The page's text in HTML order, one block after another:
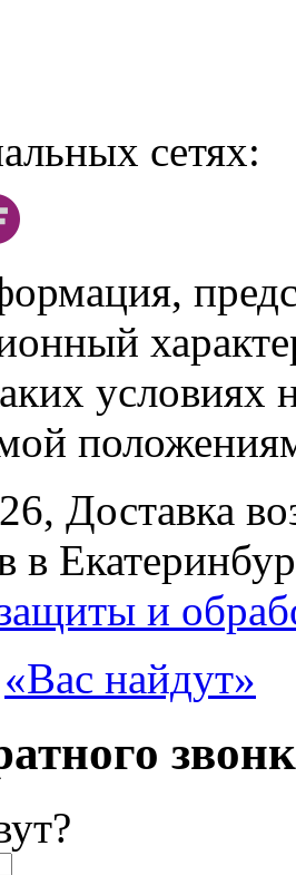
сетях:
условиях
Доставка
в
и
«Вас найдут»